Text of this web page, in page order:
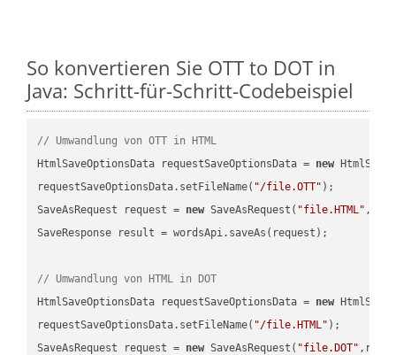
So konvertieren Sie OTT to DOT in
Java: Schritt-für-Schritt-Codebeispiel
// Umwandlung von OTT in HTML
HtmlSaveOptionsData requestSaveOptionsData = new
requestSaveOptionsData.setFileName( "/file.OTT" );
SaveAsRequest request = new SaveAsRequest( "file.HTML"
SaveResponse result = wordsApi.saveAs(request);
// Umwandlung von HTML in DOT
HtmlSaveOptionsData requestSaveOptionsData = new
requestSaveOptionsData.setFileName( "/file.HTML" );
SaveAsRequest request = new SaveAsRequest( "file.DOT"